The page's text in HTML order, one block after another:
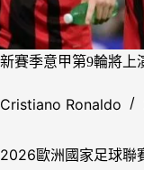
新賽季意甲第9輪將
Cristiano Ronaldo
2026歐洲國家足球聯